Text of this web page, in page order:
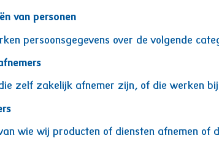
van personen
persoonsgegevens over de volgende
zelf zakelijk afnemer zijn, of die werken
wie wij producten of diensten afnemen of